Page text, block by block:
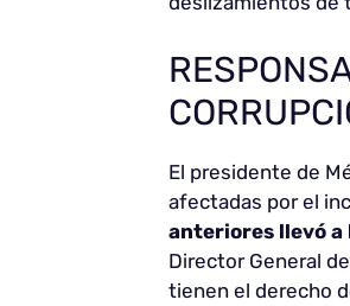
El presidente de
afectadas por el
anteriores llevó a
Director General
tienen el derecho